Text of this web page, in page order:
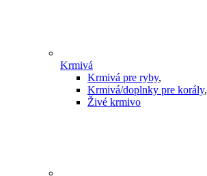
Krmivá
Krmivá pre ryby,
Krmivá/doplnky pre korály,
Živé krmivo